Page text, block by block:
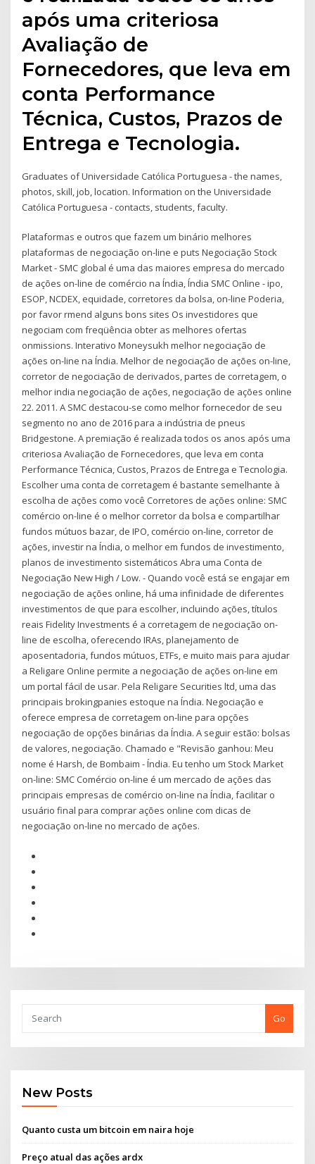
após uma criteriosa
Avaliação de
Fornecedores, que leva em
conta Performance
Técnica, Custos, Prazos de
Entrega e Tecnologia.
Graduates of Universidade Católica Portuguesa - the names,
photos, skill, job, location. Information on the Universidade
Católica Portuguesa - contacts, students, faculty.
Plataformas e outros que fazem um binário melhores
plataformas de negociação on-line e puts Negociação Stock
Market - SMC global é uma das maiores empresa do mercado
de ações on-line de comércio na Índia, Índia SMC Online - ipo,
ESOP, NCDEX, equidade, corretores da bolsa, on-line Poderia,
por favor rmend alguns bons sites Os investidores que
negociam com freqüência obter as melhores ofertas
onmissions. Interativo Moneysukh melhor negociação de
ações on-line na Índia. Melhor de negociação de ações on-line,
corretor de negociação de derivados, partes de corretagem, o
melhor india negociação de ações, negociação de ações online
22. 2011. A SMC destacou-se como melhor fornecedor de seu
segmento no ano de 2016 para a indústria de pneus
Bridgestone. A premiação é realizada todos os anos após uma
criteriosa Avaliação de Fornecedores, que leva em conta
Performance Técnica, Custos, Prazos de Entrega e Tecnologia.
Escolher uma conta de corretagem é bastante semelhante à
escolha de ações como você Corretores de ações online: SMC
comércio on-line é o melhor corretor da bolsa e compartilhar
fundos mútuos bazar, de IPO, comércio on-line, corretor de
ações, investir na Índia, o melhor em fundos de investimento,
planos de investimento sistemáticos Abra uma Conta de
Negociação New High / Low. - Quando você está se engajar em
negociação de ações online, há uma infinidade de diferentes
investimentos de que para escolher, incluindo ações, títulos
reais Fidelity Investments é a corretagem de negociação on-
line de escolha, oferecendo IRAs, planejamento de
aposentadoria, fundos mútuos, ETFs, e muito mais para ajudar
a Religare Online permite a negociação de ações on-line em
um portal fácil de usar. Pela Religare Securities ltd, uma das
principais brokingpanies estoque na Índia. Negociação e
oferece empresa de corretagem on-line para opções
negociação de opções binárias da Índia. A seguir estão: bolsas
de valores, negociação. Chamado e "Revisão ganhou: Meu
nome é Harsh, de Bombaim - Índia. Eu tenho um Stock Market
on-line: SMC Comércio on-line é um mercado de ações das
principais empresas de comércio on-line na Índia, facilitar o
usuário final para comprar ações online com dicas de
negociação on-line no mercado de ações.
Go
New Posts
Quanto custa um bitcoin em naira hoje
Preço atual das ações ardx